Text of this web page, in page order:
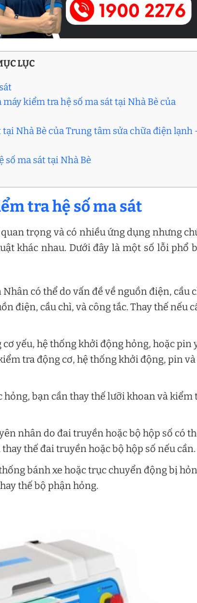
LỤC
kiểm tra hệ số ma sát tại Nhà Bè của
Nhà Bè của Trung tâm sửa chữa điện lạnh
số ma sát tại Nhà Bè
tra hệ số ma sát
trọng và có nhiều ứng dụng nhưng
khác nhau. Dưới đây là một số lỗi phổ
có thể do vấn đề về nguồn điện, cầu
điện, cầu chì, và công tắc. Thay thế nếu
yếu, hệ thống khởi động hỏng, hoặc pin
tra động cơ, hệ thống khởi động, pin và
bạn cần thay thế lưỡi khoan và kiểm
nhân do đai truyền hoặc bộ hộp số có
thế đai truyền hoặc bộ hộp số nếu cần.
bánh xe hoặc trục chuyển động bị
thế bộ phận hỏng.